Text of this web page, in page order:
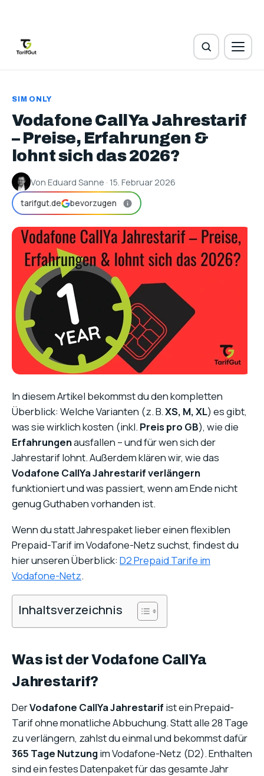
SIM ONLY
Vodafone CallYa Jahrestarif
– Preise, Erfahrungen &
lohnt sich das 2026?
Von Eduard Sanne · 15. Februar 2026
tarifgut.de bevorzugen
In diesem Artikel bekommst du den kompletten
Überblick: Welche Varianten (z. B.XS, M, XL) es gibt,
was sie wirklich kosten (inkl. Preis pro GB), wie die
Erfahrungenausfallen – und für wen sich der
Jahrestarif lohnt. Außerdem klären wir, wie das
Vodafone CallYa Jahrestarif verlängern
funktioniert und was passiert, wenn am Ende nicht
genug Guthaben vorhanden ist.
Wenn du statt Jahrespaket lieber einen flexiblen
Prepaid-Tarif im Vodafone-Netz suchst, findest du
hier unseren Überblick: D2 Prepaid Tarife im
Vodafone-Netz.
Inhaltsverzeichnis
Was ist der Vodafone CallYa
Jahrestarif?
DerVodafone CallYa Jahrestarif ist ein Prepaid-
Tarif ohne monatliche Abbuchung. Statt alle 28 Tage
zu verlängern, zahlst du einmal und bekommst dafür
365 Tage Nutzungim Vodafone-Netz (D2). Enthalten
sind ein festes Datenpaket für das gesamte Jahr